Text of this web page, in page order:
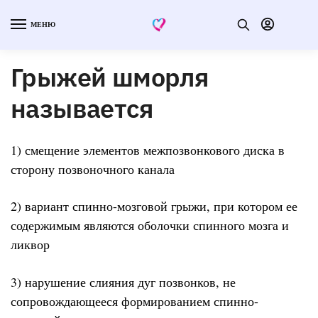
МЕНЮ
Грыжей шморля
называется
1) смещение элементов межпозвонкового диска в
сторону позвоночного канала
2) вариант спинно-мозговой грыжи, при котором ее
содержимым являются оболочки спинного мозга и
ликвор
3) нарушение слияния дуг позвонков, не
сопровождающееся формированием спинно-